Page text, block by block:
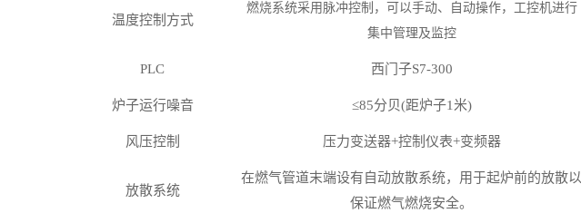
温度控制方式
燃烧系统采用脉冲控制，可以手动、自动操作，工控机进行
集中管理及监控
PLC 西门子S7-300
炉子运行噪音 ≤85分贝(距炉子1米)
风压控制 压力变送器+控制仪表+变频器
放散系统
在燃气管道末端设有自动放散系统，用于起炉前的放散以
保证燃气燃烧安全。